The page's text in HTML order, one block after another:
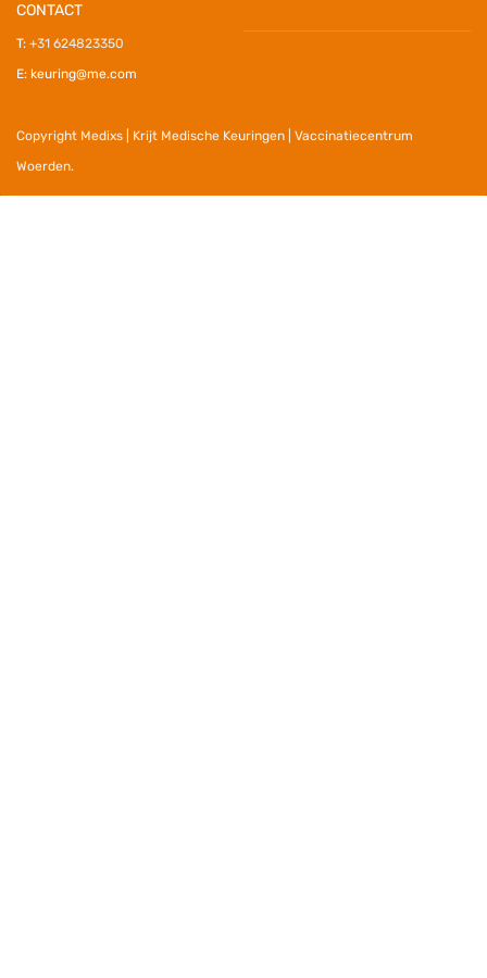
CONTACT
T: +31 624823350
E: keuring@me.com
Copyright Medixs | Krijt Medische Keuringen | Vaccinatiecentrum
Woerden.